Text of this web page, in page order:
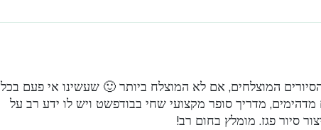
המוצלחים, אם לא המוצלח ביותר 🙂 שעשינו אי פעם בכל
מדהימים, מדריך סופר מקצועי שחי בבודפשט ויש לו ידע רב על
סיור פגז. מומלץ בחום רב!